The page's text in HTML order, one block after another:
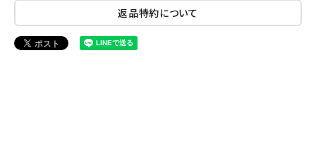
返品特約について